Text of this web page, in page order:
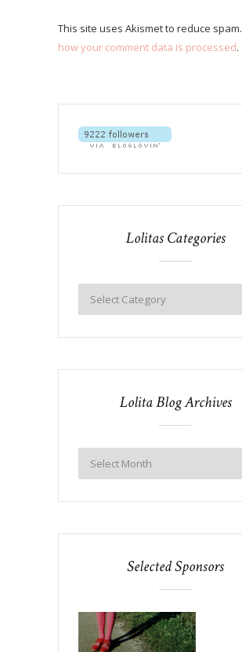
This site uses Akismet to reduce spam.
how your comment data is processed.
Lolitas Categories
Lolita Blog Archives
Selected Sponsors